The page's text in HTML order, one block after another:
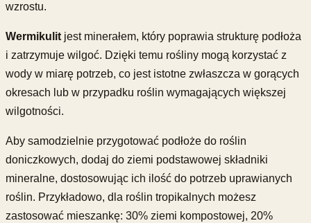
wzrostu.
Wermikulit jest minerałem, który poprawia strukturę podłoża
i zatrzymuje wilgoć. Dzięki temu rośliny mogą korzystać z
wody w miarę potrzeb, co jest istotne zwłaszcza w gorących
okresach lub w przypadku roślin wymagających większej
wilgotności.
Aby samodzielnie przygotować podłoże do roślin
doniczkowych, dodaj do ziemi podstawowej składniki
mineralne, dostosowując ich ilość do potrzeb uprawianych
roślin. Przykładowo, dla roślin tropikalnych możesz
zastosować mieszankę: 30% ziemi kompostowej, 20%